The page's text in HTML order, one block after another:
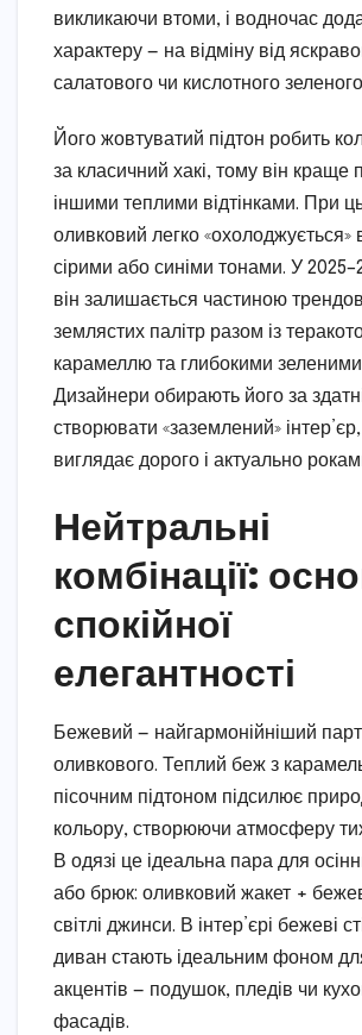
викликаючи втоми, і водночас
характеру — на відміну від
салатового чи кислотного
Його жовтуватий підтон робить
за класичний хакі, тому він краще
іншими теплими відтінками. При
оливковий легко «охолоджується»
сірими або синіми тонами. У
він залишається частиною
землястих палітр разом із
карамеллю та глибокими зеленими
Дизайнери обирають його за
створювати «заземлений»
виглядає дорого і актуально
Нейтральні
комбінації:
спокійної
елегантності
Бежевий — найгармонійніший
оливкового. Теплий беж з
пісочним підтоном підсилює
кольору, створюючи атмосферу
В одязі це ідеальна пара для
або брюк: оливковий жакет +
світлі джинси. В інтер’єрі бежеві
диван стають ідеальним фоном
акцентів — подушок, пледів чи
фасадів.